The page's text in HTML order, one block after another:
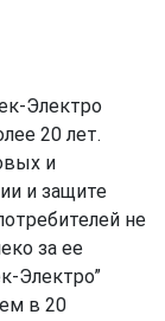
Электро
20 лет.
и
и защите
не
за ее
Электро”
в 20